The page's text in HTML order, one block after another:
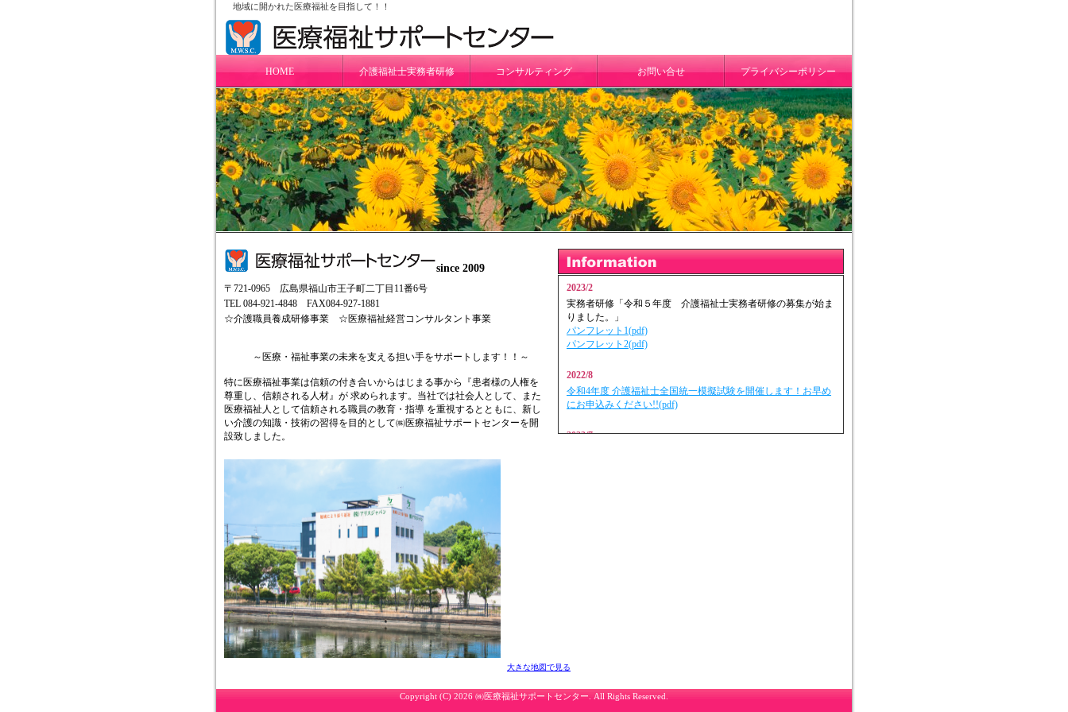
地域に開かれた医療福祉を目指して！！
HOME 介護福祉士実務者研修 コンサルティング お問い合せ プライバシーポリシー
since 2009
〒721-0965 広島県福山市王子町二丁目11番6号
TEL 084-921-4848 FAX084-927-1881
☆介護職員養成研修事業 ☆医療福祉経営コンサルタント事業
～医療・福祉事業の未来を支える担い手をサポートします！！～
特に医療福祉事業は信頼の付き合いからはじまる事から『患者様の人権を
尊重し、信頼される人材』が 求められます。当社では社会人として、また
医療福祉人として信頼される職員の教育・指導 を重視するとともに、新し
い介護の知識・技術の習得を目的として㈱医療福祉サポートセンターを開
設致しました。
2023/2
実務者研修「令和５年度 介護福祉士実務者研修の募集が始ま
りました。」
パンフレット1(pdf)
パンフレット2(pdf)
2022/8
令和4年度 介護福祉士全国統一模擬試験を開催します！お早め
にお申込みください!!(pdf)
2022/7
実務者研修「令和４年度 介護福祉士実務者研修の募集が始ま
大きな地図で見る
Copyright (C) 2026 ㈱医療福祉サポートセンター. All Rights Reserved.